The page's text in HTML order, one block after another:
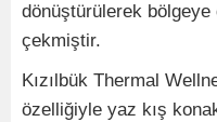
dönüştürülerek
çekmiştir.
Kızılbük Thermal
özelliğiyle yaz kış